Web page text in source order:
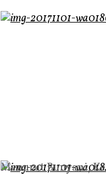
Menurut Bunyani,